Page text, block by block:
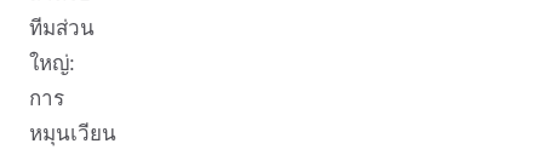
ทีมส่วน
ใหญ่:
การ
หมุนเวียน